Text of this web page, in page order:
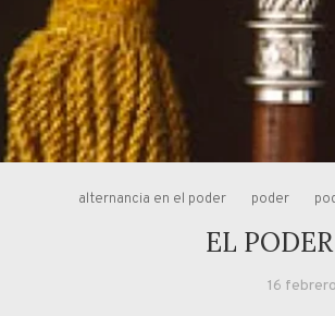
alternancia en el poder poder
EL
16